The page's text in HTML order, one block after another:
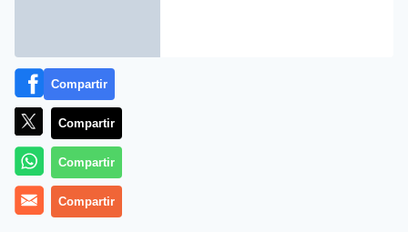
Más información
Compartir
Compartir
Compartir
Compartir